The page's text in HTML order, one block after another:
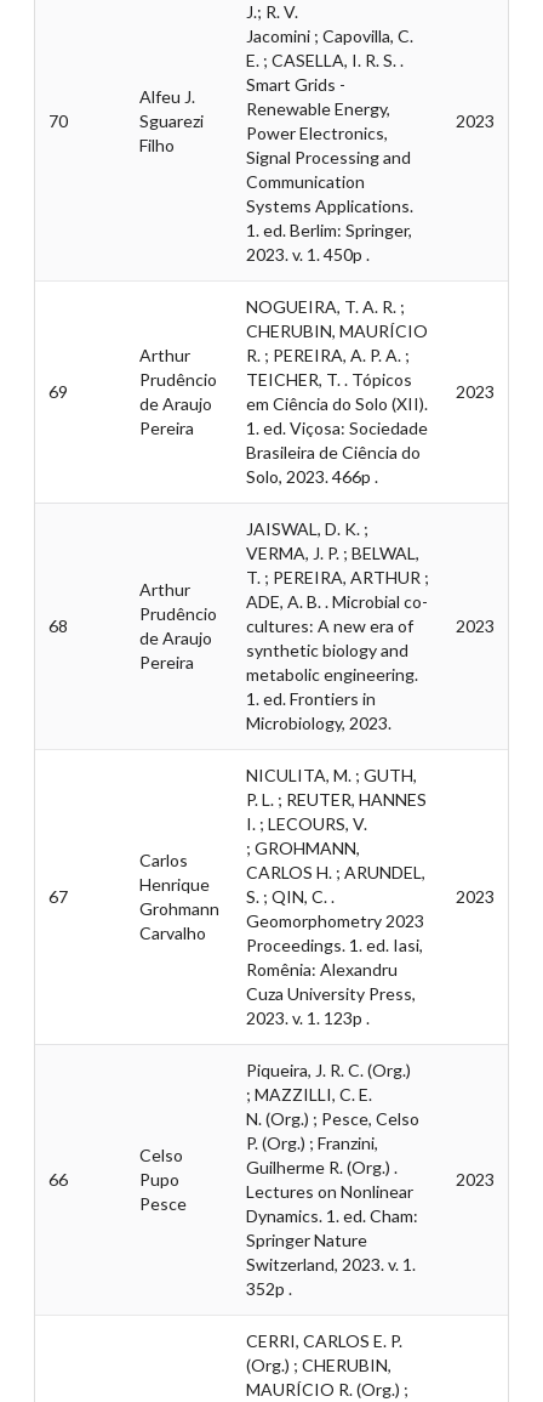
70
Alfeu J.
Sguarezi
Filho
J.; R. V.
Jacomini ; Capovilla, C.
E. ; CASELLA, I. R. S. .
Smart Grids -
Renewable Energy,
Power Electronics,
Signal Processing and
Communication
Systems Applications.
1. ed. Berlim: Springer,
2023. v. 1. 450p .
2023
69
Arthur
Prudêncio
de Araujo
Pereira
NOGUEIRA, T. A. R. ;
CHERUBIN, MAURÍCIO
R. ; PEREIRA, A. P. A. ;
TEICHER, T. . Tópicos
em Ciência do Solo (XII).
1. ed. Viçosa: Sociedade
Brasileira de Ciência do
Solo, 2023. 466p .
2023
68
Arthur
Prudêncio
de Araujo
Pereira
JAISWAL, D. K. ;
VERMA, J. P. ; BELWAL,
T. ; PEREIRA, ARTHUR ;
ADE, A. B. . Microbial co-
cultures: A new era of
synthetic biology and
metabolic engineering.
1. ed. Frontiers in
Microbiology, 2023.
2023
67
Carlos
Henrique
Grohmann
Carvalho
NICULITA, M. ; GUTH,
P. L. ; REUTER, HANNES
I. ; LECOURS, V.
; GROHMANN,
CARLOS H. ; ARUNDEL,
S. ; QIN, C. .
Geomorphometry 2023
Proceedings. 1. ed. Iasi,
Romênia: Alexandru
Cuza University Press,
2023. v. 1. 123p .
2023
66
Celso
Pupo
Pesce
Piqueira, J. R. C. (Org.)
; MAZZILLI, C. E.
N. (Org.) ; Pesce, Celso
P. (Org.) ; Franzini,
Guilherme R. (Org.) .
Lectures on Nonlinear
Dynamics. 1. ed. Cham:
Springer Nature
Switzerland, 2023. v. 1.
352p .
2023
CERRI, CARLOS E. P.
(Org.) ; CHERUBIN,
MAURÍCIO R. (Org.) ;